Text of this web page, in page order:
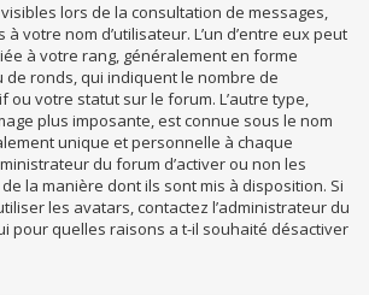
visibles lors de la consultation de messages,
votre nom d’utilisateur. L’un d’entre eux peut
à votre rang, généralement en forme
de ronds, qui indiquent le nombre de
ou votre statut sur le forum. L’autre type,
plus imposante, est connue sous le nom
unique et personnelle à chaque
du forum d’activer ou non les
la manière dont ils sont mis à disposition. Si
les avatars, contactez l’administrateur du
pour quelles raisons a t-il souhaité désactiver